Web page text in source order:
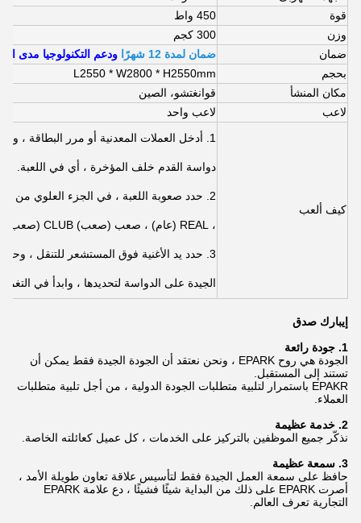
قوة
450 واط
وزن
300 كجم
ضمان
ضمان لمدة 12 شهرًا
ودعم التكنولوجيا مدى
بحجم
L2550 * W2800 * H2550mm
مكان المنشأ
قوانغتشو، الصين
لاعب
لاعب واحد
كيف ألعب
1. أدخل العملات المعدنية أو مرر البطاقة
دواسة القدم خلف المؤخرة ، أي في اللعبة.
، REAL (عام) ، صعب (صعب) CLUB (صعب).حدد دواسة القدم لتحديدها.
3. حدد يد الأغنية فوق المستشعر للتنقل ،
الجيدة على الدواسة لتحديدها ، وابدأ في
إيبارك صدق
1. جودة رائعة
الجودة هي روح EPARK ، ونحن نعتقد أن الجودة الجيدة فقط يمكن أن
تستند إلى المستقبل.
EPAKR باستمرار لتلبية متطلبات الجودة الدولية ، من أجل تلبية متطلبات
العملاء.
2. خدمة عظيمة
نذكّر جميع الموظفين بالتركيز على الخدمات ، كل عميل كعائلته الخاصة.
3. سمعة عظيمة
حافظ على سمعة العمل الجيدة فقط لتأسيس علاقة تعاون طويلة الأمد ،
أصرت EPARK على ذلك من البداية شيئًا فشيئًا ، دع علامة EPARK
التجارية تعرف العالم.